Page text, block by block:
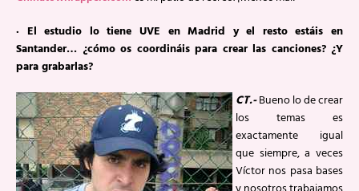
· El estudio lo tiene UVE en Madrid y el resto estáis en
Santander… ¿cómo os coordináis para crear las canciones? ¿Y
para grabarlas?
CT.-Bueno lo de crear
los temas es
exactamente igual
que siempre, a veces
Víctor nos pasa bases